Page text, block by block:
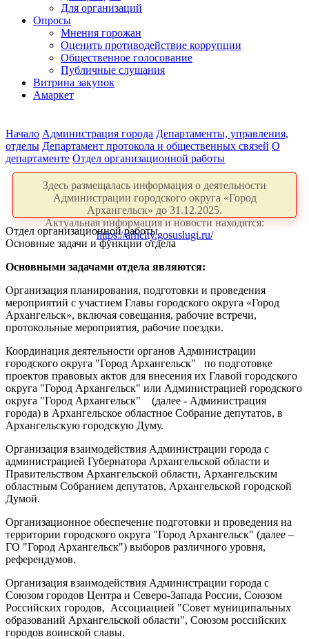
Для организаций
Опросы
Мнения горожан
Оценить противодействие коррупции
Общественное голосование
Публичные слушания
Витрина закупок
Амаркет
Начало Администрация города Департаменты, управления,
отделы Департамент протокола и общественных связей О
департаменте Отдел организационной работы
Здесь размещалась информация о деятельности
Администрации городского округа «Город
Архангельск» до 31.12.2025.
Актуальная информация и новости находятся:
https://arhcity.gosuslugi.ru/
Отдел организационной работы
Основные задачи и функции отдела
Основными задачами отдела являются:
Организация планирования, подготовки и проведения
мероприятий с участием Главы городского округа «Город
Архангельск», включая совещания, рабочие встречи,
протокольные мероприятия, рабочие поездки.
Координация деятельности органов Администрации
городского округа "Город Архангельск" по подготовке
проектов правовых актов для внесения их Главой городского
округа "Город Архангельск" или Администрацией городского
округа "Город Архангельск" (далее - Администрация
города) в Архангельское областное Собрание депутатов, в
Архангельскую городскую Думу.
Организация взаимодействия Администрации города с
администрацией Губернатора Архангельской области и
Правительством Архангельской области, Архангельским
областным Собранием депутатов, Архангельской городской
Думой.
Организационное обеспечение подготовки и проведения на
территории городского округа "Город Архангельск" (далее –
ГО "Город Архангельск") выборов различного уровня,
референдумов.
Организация взаимодействия Администрации города с
Союзом городов Центра и Северо-Запада России, Союзом
Российских городов, Ассоциацией "Совет муниципальных
образований Архангельской области", Союзом российских
городов воинской славы.